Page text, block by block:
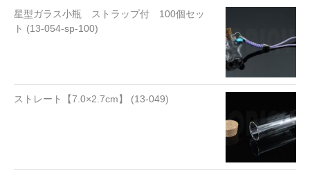
星型ガラス小瓶 ストラップ付 100個セッ
ト (13-054-sp-100)
ストレート【7.0×2.7cm】 (13-049)